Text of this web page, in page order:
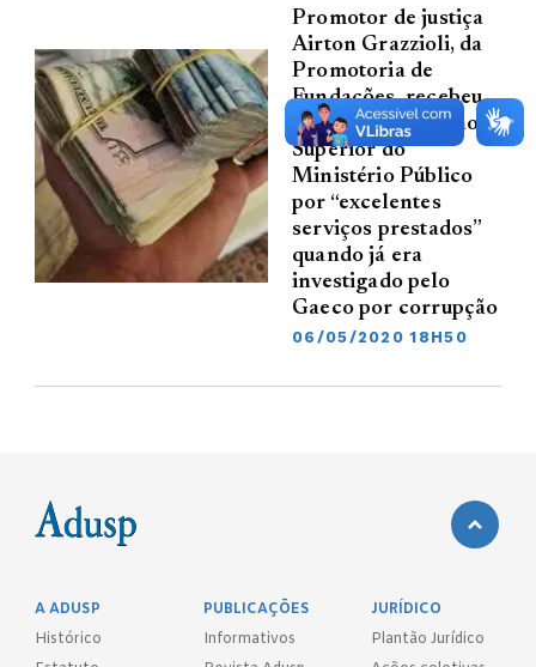
Promotor de justiça
Airton Grazzioli, da
Promotoria de
Fundações, recebeu
elogio do Conselho
Superior do
Ministério Público
por “excelentes
serviços prestados”
quando já era
investigado pelo
Gaeco por corrupção
06/05/2020 18H50
A ADUSP
Histórico
PUBLICAÇÕES
Informativos
JURÍDICO
Plantão Jurídico